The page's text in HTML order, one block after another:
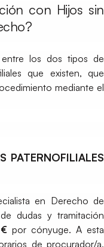
con Hijos sin
entre los dos tipos de
que existen, que
mediante el
PATERNOFILIALES
en Derecho de
dudas y tramitación
por cónyuge. A esta
de procurador/a,